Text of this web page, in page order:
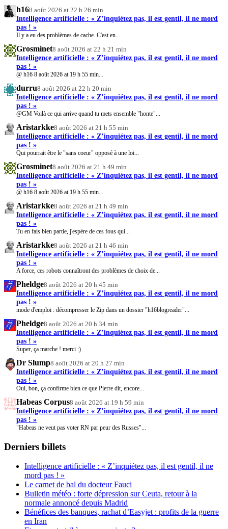
h168 août 2026 at 22 h 26 min
Intelligence artificielle : « Z’inquiétez pas, il est gentil, il ne mord
pas ! »
Il y a eu des problèmes de cache. C'est en...
Grosminet8 août 2026 at 22 h 21 min
Intelligence artificielle : « Z’inquiétez pas, il est gentil, il ne mord
pas ! »
@ h16 8 août 2026 at 19 h 55 min...
durru8 août 2026 at 22 h 20 min
Intelligence artificielle : « Z’inquiétez pas, il est gentil, il ne mord
pas ! »
@GM Voilà ce qui arrive quand tu mets ensemble "honte"...
Aristarkke8 août 2026 at 21 h 55 min
Intelligence artificielle : « Z’inquiétez pas, il est gentil, il ne mord
pas ! »
Qui pourrait être le "sans coeur" opposé à une loi...
Grosminet8 août 2026 at 21 h 49 min
Intelligence artificielle : « Z’inquiétez pas, il est gentil, il ne mord
pas ! »
@ h16 8 août 2026 at 19 h 55 min...
Aristarkke8 août 2026 at 21 h 49 min
Intelligence artificielle : « Z’inquiétez pas, il est gentil, il ne mord
pas ! »
Tu en fais bien partie, j'espère de ces fous qui...
Aristarkke8 août 2026 at 21 h 46 min
Intelligence artificielle : « Z’inquiétez pas, il est gentil, il ne mord
pas ! »
A force, ces robots connaîtront des problèmes de choix de...
Pheldge8 août 2026 at 20 h 45 min
Intelligence artificielle : « Z’inquiétez pas, il est gentil, il ne mord
pas ! »
mode d'emploi : décompresser le Zip dans un dossier "h16blogreader"...
Pheldge8 août 2026 at 20 h 34 min
Intelligence artificielle : « Z’inquiétez pas, il est gentil, il ne mord
pas ! »
Super, ça marche ! merci :)
Dr Slump8 août 2026 at 20 h 27 min
Intelligence artificielle : « Z’inquiétez pas, il est gentil, il ne mord
pas ! »
Oui, bon, ça confirme bien ce que Pierre dit, encore...
Habeas Corpus8 août 2026 at 19 h 59 min
Intelligence artificielle : « Z’inquiétez pas, il est gentil, il ne mord
pas ! »
"Habeas ne veut pas voter RN par peur des Russes"...
Derniers billets
Intelligence artificielle : « Z’inquiétez pas, il est gentil, il ne
mord pas ! »
Le carnet de bal du docteur Fauci
Bulletin météo : forte dépression sur Ceuta, retour à la
normale annoncé depuis Madrid
Bénéfices des banques, rachat d’Easyjet : profits de la guerre
en Iran